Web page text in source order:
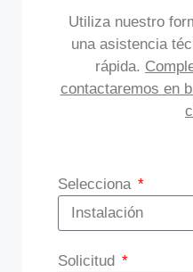
Utiliza nuestro
una asistencia
rápida.
contactaremos en
Selecciona
Solicitud